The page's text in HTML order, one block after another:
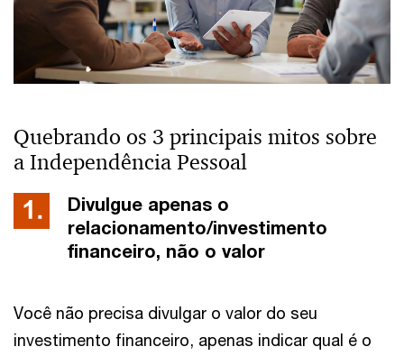
Quebrando os 3 principais mitos sobre
a Independência Pessoal
Divulgue apenas o
relacionamento/investimento
financeiro, não o valor
Você não precisa divulgar o valor do seu
investimento financeiro, apenas indicar qual é o